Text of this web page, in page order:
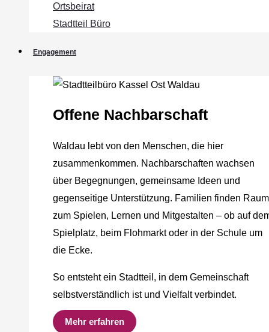
Ortsbeirat
Stadtteil Büro
Engagement
Offene Nachbarschaft
Waldau lebt von den Menschen, die hier
zusammenkommen. Nachbarschaften wachsen
über Begegnungen, gemeinsame Ideen und
gegenseitige Unterstützung. Familien finden Raum
zum Spielen, Lernen und Mitgestalten – ob auf
Spielplatz, beim Flohmarkt oder in der Schule um
die Ecke.
So entsteht ein Stadtteil, in dem Gemeinschaft
selbstverständlich ist und Vielfalt verbindet.
Mehr erfahren